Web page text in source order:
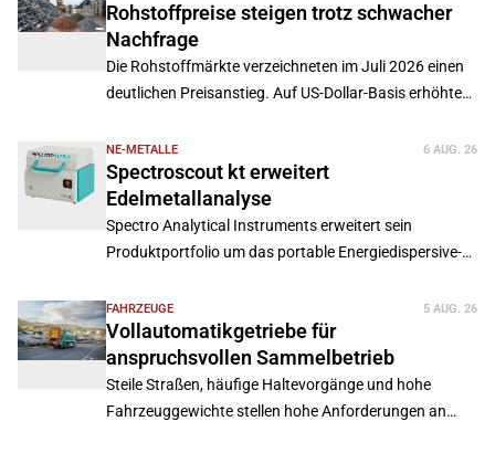
Rohstoffpreise steigen trotz schwacher
Nachfrage
Die Rohstoffmärkte verzeichneten im Juli 2026 einen
deutlichen Preisanstieg. Auf US-Dollar-Basis erhöhten
NE-METALLE 6 AUG. 26
Spectroscout kt erweitert
Edelmetallanalyse
Spectro Analytical Instruments erweitert sein
Produktportfolio um das portable Energiedispersive-
Spectroscout kt.
FAHRZEUGE 5 AUG. 26
Vollautomatikgetriebe für
anspruchsvollen Sammelbetrieb
Steile Straßen, häufige Haltevorgänge und hohe
Fahrzeuggewichte stellen hohe Anforderungen an